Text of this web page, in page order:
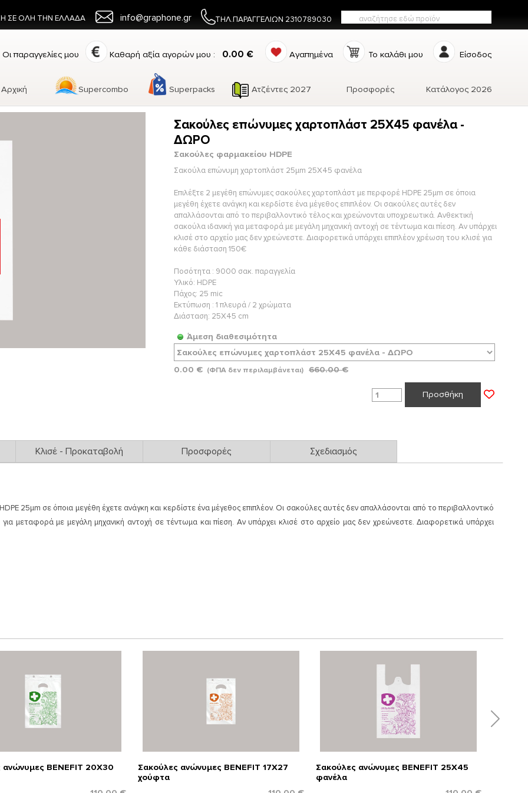
Αρχική Supercombo Superpacks Ατζέντες 2027 Προσφορές Κατάλογος 2026
ΤΗΛ.ΠΑΡΑΓΓΕΛΙΩΝ 2310789030
ΣΕ ΟΛΗ ΤΗΝ ΕΛΛΑΔΑ info@graphone.gr
0.00 €
Καθαρή αξία αγορών μου : Είσοδος
Το καλάθι μου
Αγαπημένα
Οι παραγγελίες μου
Σακούλες επώνυμες χαρτοπλάστ 25X45 φανέλα -
ΔΩΡΟ
Σακούλες φαρμακείου HDPE
Σακούλα επώνυμη χαρτοπλάστ 25μm 25X45 φανέλα
Επιλέξτε 2 μεγέθη επώνυμες σακούλες χαρτοπλάστ με περφορέ HDPE 25μm σε όποια
μεγέθη έχετε ανάγκη και κερδίστε ένα μέγεθος επιπλέον. Οι σακούλες αυτές δεν
απαλλάσονται από το περιβαλλοντικό τέλος και χρεώνονται υποχρεωτικά. Ανθεκτική
σακούλα ιδανική για μεταφορά με μεγάλη μηχανική αντοχή σε τέντωμα και πίεση. Αν υπάρχει
κλισέ στο αρχείο μας δεν χρεώνεστε. Διαφορετικά υπάρχει επιπλέον χρέωση του κλισέ για
κάθε διάσταση 150€
Ποσότητα : 9000 σακ. παραγγελία
Υλικό: HDPE
Πάχος: 25 mic
Εκτύπωση : 1 πλευρά / 2 χρώματα
Διάσταση: 25X45 cm
Άμεση διαθεσιμότητα
0.00 € (ΦΠΑ δεν περιλαμβάνεται) 660.00 €
Προσθήκη
Κλισέ - Προκαταβολή Προσφορές Σχεδιασμός
25μm σε όποια μεγέθη έχετε ανάγκη και κερδίστε ένα μέγεθος επιπλέον. Οι σακούλες αυτές δεν απαλλάσονται από το περιβαλλοντικό
μεταφορά με μεγάλη μηχανική αντοχή σε τέντωμα και πίεση. Αν υπάρχει κλισέ στο αρχείο μας δεν χρεώνεστε. Διαφορετικά υπάρχει
την παραγωγική διαδικασία.
την εταιρία μας.
με μετρητά ή επιταγή 90 ημερών.
εδώ τον σχεδιασμό.
ανώνυμες BENEFIT 20Χ30
Σακούλες ανώνυμες BENEFIT 17Χ27
χούφτα
Σακούλες ανώνυμες BENEFIT 25X45
φανέλα